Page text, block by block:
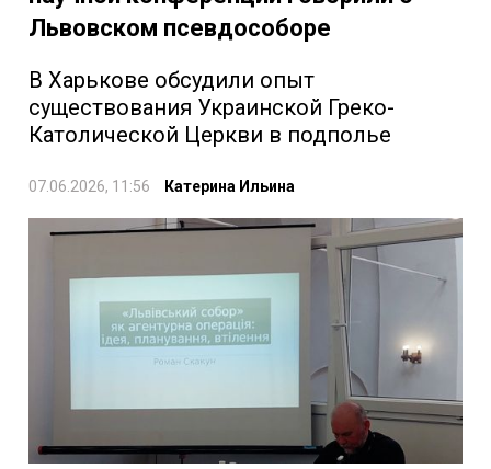
Львовском псевдособоре
В Харькове обсудили опыт
существования Украинской Греко-
Католической Церкви в подполье
07.06.2026, 11:56 Катерина Ильина